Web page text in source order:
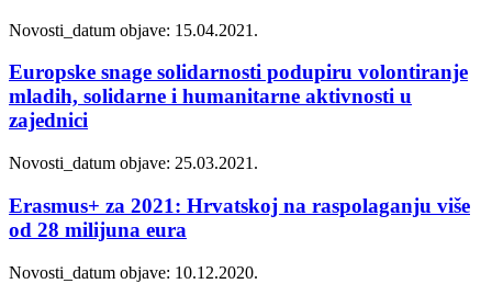
Novosti_ datum objave: 15.04.2021.
Europske snage solidarnosti podupiru volontiranje
mladih, solidarne i humanitarne aktivnosti u
zajednici
Novosti_ datum objave: 25.03.2021.
Erasmus+ za 2021: Hrvatskoj na raspolaganju više
od 28 milijuna eura
Novosti_ datum objave: 10.12.2020.